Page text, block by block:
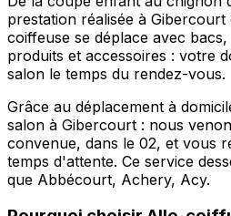
prestation réalisée à
coiffeuse se déplace avec
produits et accessoires : votre
salon le temps du rendez-vous.
Grâce au déplacement à
salon à Gibercourt : nous
convenue, dans le 02, et vous
temps d'attente. Ce service
que Abbécourt, Achery, Acy.